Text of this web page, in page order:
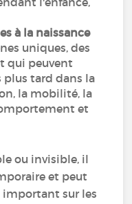
à la naissance
uniques, des
qui peuvent
plus tard dans la
la mobilité, la
et
ou invisible, il
et peut
sur les